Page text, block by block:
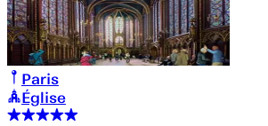
Paris
Église